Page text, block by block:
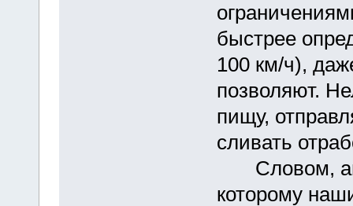
быстрее
100 км/ч),
позволяют.
пищу,
сливать
Словом,
которому